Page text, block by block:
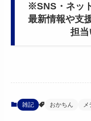
※SNS・ネッ
最新情報や支
担当
雑記 おかちん メ